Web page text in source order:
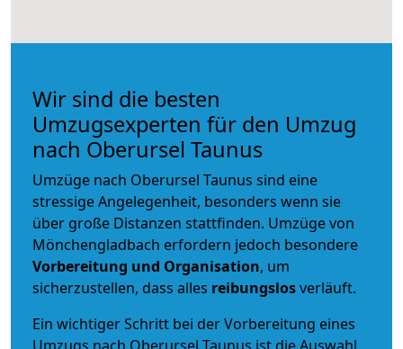
Wir sind die besten
Umzugsexperten für den Umzug
nach Oberursel Taunus
Umzüge nach Oberursel Taunus sind eine
stressige Angelegenheit, besonders wenn sie
über große Distanzen stattfinden. Umzüge von
Mönchengladbach erfordern jedoch besondere
Vorbereitung und Organisation, um
sicherzustellen, dass alles reibungslosverläuft.
Ein wichtiger Schritt bei der Vorbereitung eines